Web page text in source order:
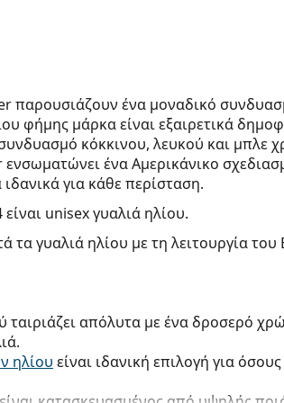
παρουσιάζουν ένα μοναδικό
φήμης μάρκα είναι εξαιρετικά
κόκκινου, λευκού και μπλε
ένα Αμερικάνικο
για κάθε περίσταση.
είναι unisex γυαλιά ηλίου.
τα γυαλιά ηλίου με τη λειτουργία
απόλυτα με ένα δροσερό
ηλίου είναι ιδανική επιλογή για